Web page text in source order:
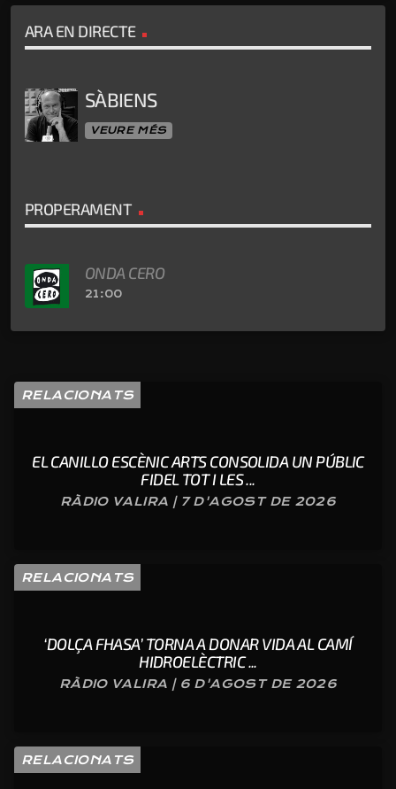
ARA EN DIRECTE
SÀBIENS
VEURE MÉS
PROPERAMENT
ONDA CERO
21:00
RELACIONATS
EL CANILLO ESCÈNIC ARTS CONSOLIDA UN PÚBLIC
FIDEL TOT I LES ...
RÀDIO VALIRA | 7 D'AGOST DE 2026
RELACIONATS
‘DOLÇA FHASA’ TORNA A DONAR VIDA AL CAMÍ
HIDROELÈCTRIC ...
RÀDIO VALIRA | 6 D'AGOST DE 2026
RELACIONATS